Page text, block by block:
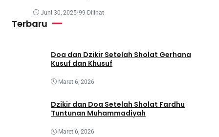
Juni 30, 2025•99 Dilihat
Terbaru
Doa dan Dzikir Setelah Sholat Gerhana
Kusuf dan Khusuf
Maret 6, 2026
Dzikir dan Doa Setelah Sholat Fardhu
Tuntunan Muhammadiyah
Maret 6, 2026